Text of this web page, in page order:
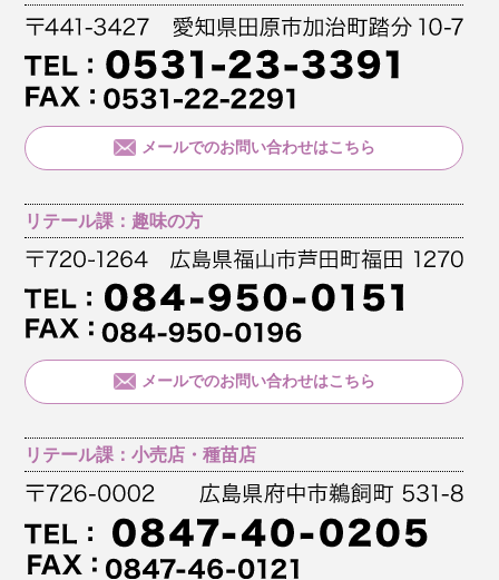
メールでのお問い合わせはこちら
リテール課：趣味の方
メールでのお問い合わせはこちら
リテール課：小売店・種苗店